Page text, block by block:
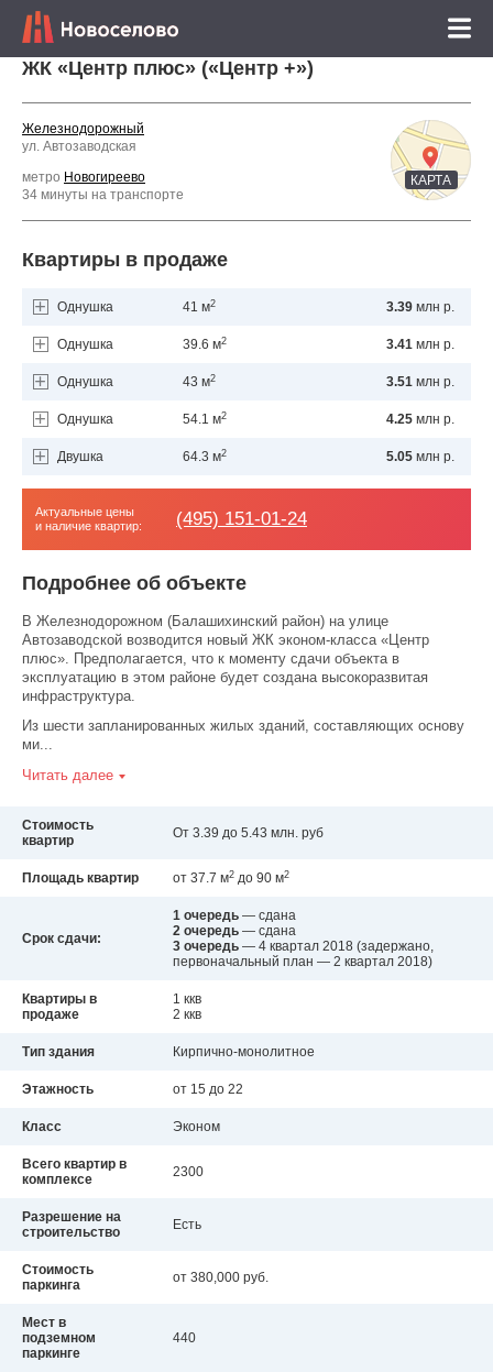
ЖК «Центр плюс» («Центр +»)
Железнодорожный
ул. Автозаводская
метро Новогиреево
34 минуты на транспорте
КАРТА
Квартиры в продаже
Однушка 41 м2 3.39млн р.
Однушка 39.6 м2 3.41млн р.
Однушка 43 м2 3.51млн р.
Однушка 54.1 м2 4.25млн р.
Двушка 64.3 м2 5.05млн р.
Актуальные цены
и наличие квартир:
(495) 151-01-24
Подробнее об объекте
В Железнодорожном (Балашихинский район) на улице
Автозаводской возводится новый ЖК эконом-класса «Центр
плюс». Предполагается, что к моменту сдачи объекта в
эксплуатацию в этом районе будет создана высокоразвитая
инфраструктура.
Из шести запланированных жилых зданий, составляющих основу
ми...
Читать далее
Стоимость
квартир
От 3.39 до 5.43 млн. руб
Площадь квартир от 37.7 м2 до 90 м2
Срок сдачи:
1 очередь — сдана
2 очередь — сдана
3 очередь — 4 квартал 2018 (задержано,
первоначальный план — 2 квартал 2018)
Квартиры в
продаже
1 ккв
2 ккв
Тип здания Кирпично-монолитное
Этажность от 15 до 22
Класс Эконом
Всего квартир в
комплексе
2300
Разрешение на
строительство
Есть
Стоимость
паркинга
от 380,000 руб.
Мест в
подземном
паркинге
440